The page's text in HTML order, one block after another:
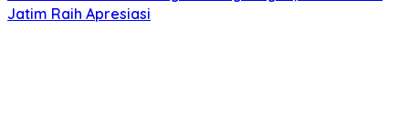
Jatim Raih Apresiasi